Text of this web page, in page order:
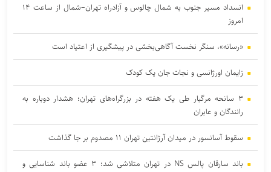
انسداد مسیر جنوب به شمال چالوس و آزادراه تهران–شمال از ساعت ۱۴
امروز
«رسانه»، سنگر نخست آگاهی‌بخشی در پیشگیری از اعتیاد است
زایمان اورژانسی و نجات جان یک کودک
۳ سانحه مرگبار طی یک هفته در بزرگراه‌های تهران؛ هشدار دوباره به
رانندگان و عابران
سقوط آسانسور در میدان آرژانتین تهران ۱۱ مصدوم بر جا گذاشت
باند سارقان پالس NS در تهران متلاشی شد؛ ۳ عضو باند شناسایی و